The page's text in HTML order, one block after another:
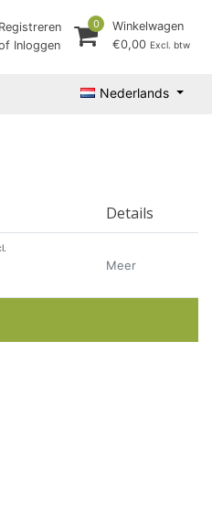
Registreren
Inloggen
0
Winkelwagen
€0,00 Excl. btw
Nederlands
Details
Meer